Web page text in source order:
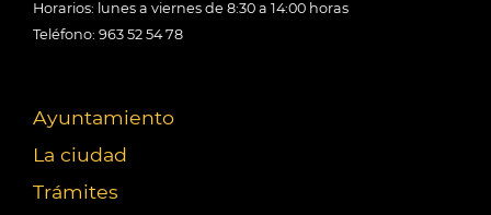
Horarios: lunes a viernes de 8:30 a 14:00 horas
Teléfono: 963 52 54 78
Ayuntamiento
La ciudad
Trámites